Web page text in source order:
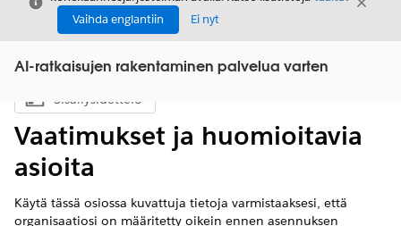
Vaihda englantiin
Ei nyt
Sulje
AI-ratkaisujen rakentaminen palvelua varten
Näytä sisällysluettelo
Sisällysluettelo
Vaatimukset ja huomioitavia
asioita
Käytä tässä osiossa kuvattuja tietoja varmistaaksesi, että
organisaatiosi on määritetty oikein ennen asennuksen